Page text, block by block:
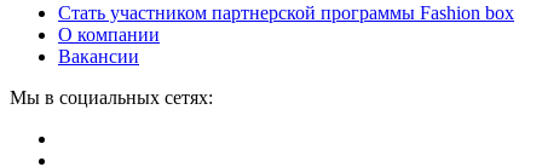
Стать участником партнерской программы Fashion box
О компании
Вакансии
Мы в социальных сетях: